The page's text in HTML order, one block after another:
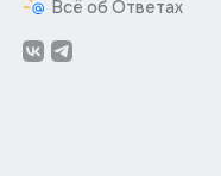
Всё об Ответах